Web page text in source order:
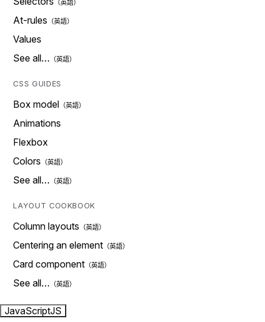
At-rules
Values
See all…
CSS GUIDES
Box model
Animations
Flexbox
Colors
See all…
LAYOUT COOKBOOK
Column layouts
Centering an element
Card component
See all…
JavaScriptJS